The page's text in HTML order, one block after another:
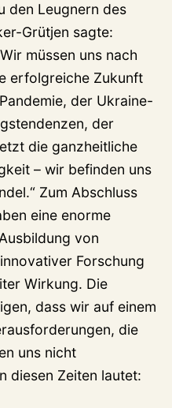
den Leugnern des
Grütjen sagte:
müssen uns nach
erfolgreiche Zukunft
der Ukraine-
der
die ganzheitliche
– wir befinden uns
Zum Abschluss
eine enorme
von
Forschung
Wirkung. Die
dass wir auf einem
die
uns nicht
diesen Zeiten lautet: